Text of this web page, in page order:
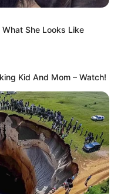
She Looks Like
Kid And Mom – Watch!